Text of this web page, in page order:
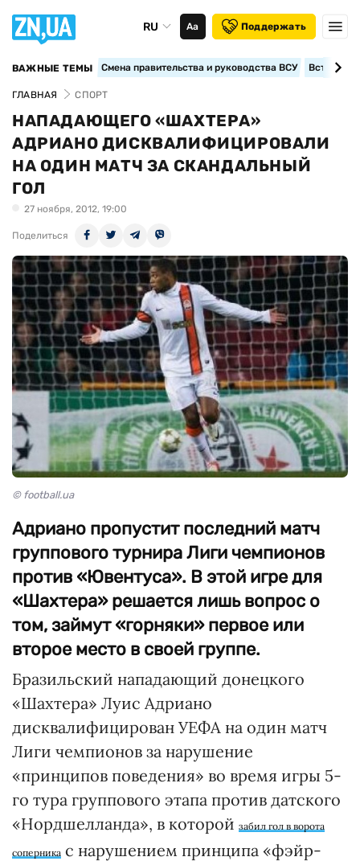
RU Аа Поддержать
ВАЖНЫЕ ТЕМЫ Смена правительства и руководства ВСУ
ГЛАВНАЯ СПОРТ
НАПАДАЮЩЕГО «ШАХТЕРА»
АДРИАНО ДИСКВАЛИФИЦИРОВАЛИ
НА ОДИН МАТЧ ЗА СКАНДАЛЬНЫЙ
ГОЛ
27 ноября, 2012, 19:00
Поделиться
© football.ua
Адриано пропустит последний матч
группового турнира Лиги чемпионов
против «Ювентуса». В этой игре для
«Шахтера» решается лишь вопрос о
том, займут «горняки» первое или
второе место в своей группе.
Бразильский нападающий донецкого
«Шахтера» Луис Адриано
дисквалифицирован УЕФА на один матч
Лиги чемпионов за нарушение
«принципов поведения» во время игры 5-
го тура группового этапа против датского
«Нордшелланда», в которой забил гол в ворота
соперника с нарушением принципа «фэйр-